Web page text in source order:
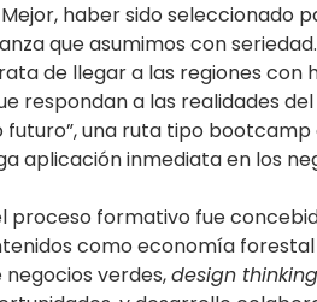
haber sido
que asumimos con
de llegar a las regiones
respondan a las realidades
futuro”, una ruta tipo
aplicación inmediata en los
proceso formativo fue
como economía
verdes, design thinking